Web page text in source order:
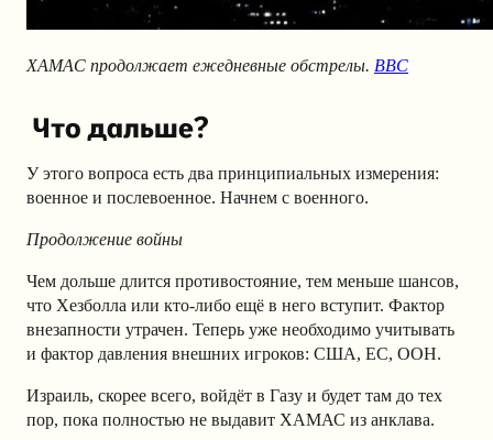
ХАМАС продолжает ежедневные обстрелы. BBC
Что дальше?
У этого вопроса есть два принципиальных измерения:
военное и послевоенное. Начнем с военного.
Продолжение войны
Чем дольше длится противостояние, тем меньше шансов,
что Хезболла или кто-либо ещё в него вступит. Фактор
внезапности утрачен. Теперь уже необходимо учитывать
и фактор давления внешних игроков: США, ЕС, ООН.
Израиль, скорее всего, войдёт в Газу и будет там до тех
пор, пока полностью не выдавит ХАМАС из анклава.